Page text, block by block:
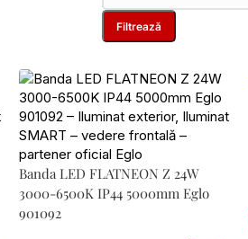
Filtrează
Banda LED FLATNEON Z 24W
3000-6500K IP44 5000mm Eglo
901092